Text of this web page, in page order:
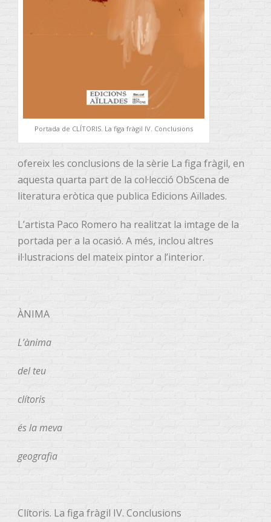
Portada de CLÍTORIS. La figa fràgil IV. Conclusions
ofereix les conclusions de la sèrie La figa fràgil, en
aquesta quarta part de la col·lecció ObScena de
literatura eròtica que publica Edicions Aïllades.
L’artista Paco Romero ha realitzat la imtage de la
portada per a la ocasió. A més, inclou altres
il·lustracions del mateix pintor a l’interior.
ÀNIMA
L’ànima
del teu
clítoris
és la meva
geografia
Clítoris. La figa fràgil IV. Conclusions